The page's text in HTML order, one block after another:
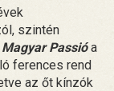
szintén
Magyar Passióa
ferences rend
az őt kínzók